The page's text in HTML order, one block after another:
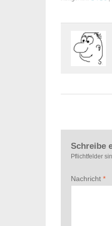
Schreibe
Pflichtfelder
Nachricht *